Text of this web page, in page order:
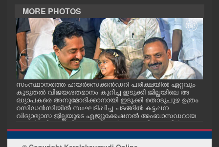
PHOTOS
LIFESTYLE
SPIRITUAL
INFO+
MORE PHOTOS
സംസ്ഥാനത്തെ ഹയർസെക്കൻഡറി പരീക്ഷയിൽ ഏറ്റവും
കൂടുതൽ വിജയശതമാനം കുറിച്ച ഇടുക്കി ജില്ലയിലെ അ
ദ്ധ്യാപകരെ അനുമോദിക്കാനായി ഇടുക്കി തൊടുപുഴ ഉത്രം
റസിഡൻസിയിൽ സംഘടിപ്പിച്ച ചടങ്ങിൽ കട്ടപ്പന
വിദ്യാഭ്യാസ ജില്ലയുടെ എജ്യുക്കേഷനൽ അംബാസഡറായ
കുര്യാക്കോസ് എം.പിയും അഭിനന്ദിച്ചപ്പോൾ. ശാരീരിക പ
രിമിതികളെ അതിജീവിച്ച് പ്ലസ്ടു പരീക്ഷയിൽ എല്ലാ വിഷയ